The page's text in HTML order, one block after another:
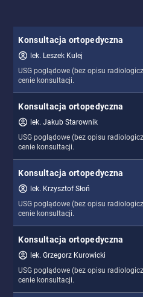
Konsultacja ortopedyczna
USG poglądowe (bez opisu
cenie konsultacji.
lek. Leszek Kulej
Konsultacja ortopedyczna
USG poglądowe (bez opisu
cenie konsultacji.
lek. Jakub Starownik
Konsultacja ortopedyczna
USG poglądowe (bez opisu
cenie konsultacji.
lek. Krzysztof Słoń
Konsultacja ortopedyczna
USG poglądowe (bez opisu
cenie konsultacji.
lek. Grzegorz Kurowicki